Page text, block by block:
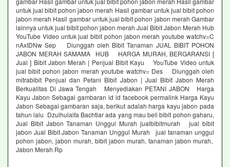
untuk jual bibit pohon jabon merah Hasil gambar untuk jual bibit pohon
jabon merah Hasil gambar untuk jual bibit pohon jabon merah Gambar
lainnya untuk jual bibit pohon jabon merah Jual Bibit Jabon Merah Hub
YouTube Video untuk jual bibit pohon jabon merah youtube watchv=C
nAxIDNw Sep Diunggah oleh Bibit Tanaman JUAL BIBIT POHON
JABON MERAH SAMAMA HUB HARGA MURAH, BERGARANSI [
Jual ] Bibit Jabon Merah | Penjual Bibit Kayu YouTube Video untuk
jual bibit pohon jabon merah youtube watchv= Des Diunggah oleh
mitrabibit Penjual dan Petani Bibit Jabon | Jual Bibit Jabon Merah
Berkualitas Di Jawa Tengah Menyediakan PETANI JABON Harga
Kayu Jabon Sebagai gambaran id id facebook permalink Harga Kayu
Jabon Sebagai gambaran saja, berikut adalah harga kayu jabon pada
tahun lalu Dzulhulaifa Bachtiar ada yang mau beli bibit pohon gaharu,
Jual Bibit Jabon Tanaman Unggul Murah jualbibitmurah jual bibit
jabon Jual Bibit Jabon Tanaman Unggul Murah jual tanaman unggul
pohon jabon, jabon murah, bibit jabon murah, tanaman jabon murah,
Jabon Merah Rp